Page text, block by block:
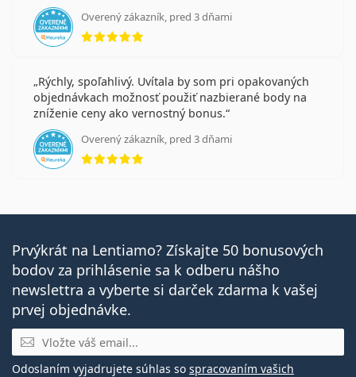
Overený zákazník, pred 3 dňami
hodnotenie 5 z 5
Rýchly, spoľahlivý. Uvítala by som pri opakovaných
objednávkach možnosť použiť nazbierané body na
zníženie ceny ako vernostný bonus.
Overený zákazník, pred 3 dňami
hodnotenie 5 z 5
Prvýkrát na Lentiamo? Získajte 50 bonusových
bodov za prihlásenie sa k odberu nášho
newslettra a vyberte si darček zdarma k vašej
prvej objednávke.
E-mail
Odoslaním vyjadrujete súhlas so spracovaním vašich